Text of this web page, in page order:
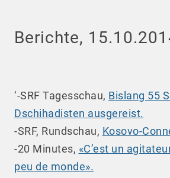
Berichte,
‘-SRF Tagesschau, Bislang 55
Dschihadisten ausgereist.
-SRF, Rundschau, Kosovo-
-20 Minutes, «C’est un
peu de monde».